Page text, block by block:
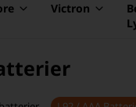
Victron